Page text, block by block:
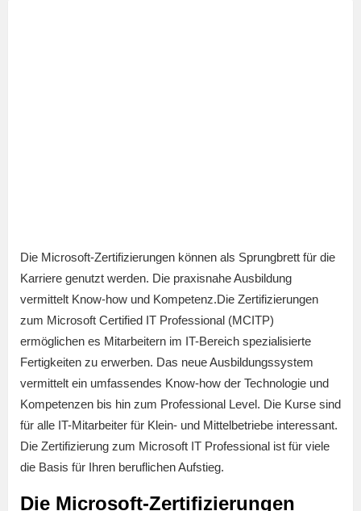
Die Microsoft-Zertifizierungen können als Sprungbrett für die
Karriere genutzt werden. Die praxisnahe Ausbildung
vermittelt Know-how und Kompetenz.Die Zertifizierungen
zum Microsoft Certified IT Professional (MCITP)
ermöglichen es Mitarbeitern im IT-Bereich spezialisierte
Fertigkeiten zu erwerben. Das neue Ausbildungssystem
vermittelt ein umfassendes Know-how der Technologie und
Kompetenzen bis hin zum Professional Level. Die Kurse sind
für alle IT-Mitarbeiter für Klein- und Mittelbetriebe interessant.
Die Zertifizierung zum Microsoft IT Professional ist für viele
die Basis für Ihren beruflichen Aufstieg.
Die Microsoft-Zertifizierungen